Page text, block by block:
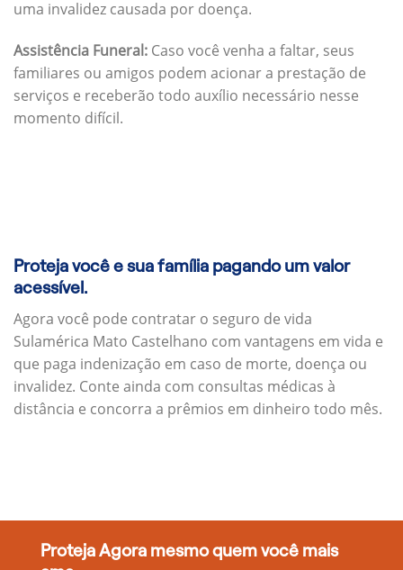
uma invalidez causada por doença.
Assistência Funeral: Caso você venha a faltar, seus
familiares ou amigos podem acionar a prestação de
serviços e receberão todo auxílio necessário nesse
momento difícil.
Proteja você e sua família pagando um valor
acessível.
Agora você pode contratar o seguro de vida
Sulamérica Mato Castelhano com vantagens em vida e
que paga indenização em caso de morte, doença ou
invalidez. Conte ainda com consultas médicas à
distância e concorra a prêmios em dinheiro todo mês.
Proteja Agora mesmo quem você mais